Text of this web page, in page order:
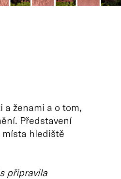
a ženami a o tom,
Představení
hlediště
připravila